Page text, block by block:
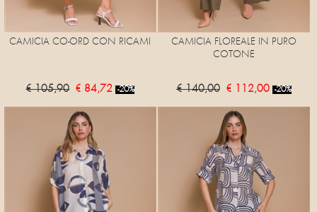
CAMICIA CO-ORD CON RICAMI
€ 105,90 € 84,72 -20%
CAMICIA FLOREALE IN PURO
COTONE
€ 140,00 € 112,00 -20%